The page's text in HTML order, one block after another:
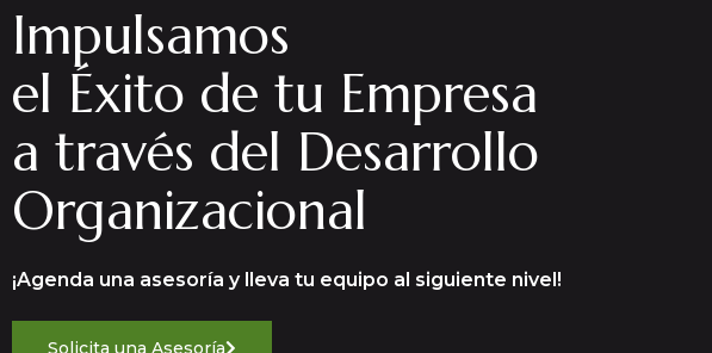
Impulsamos
el Éxito de tu Empresa
a través del Desarrollo
Organizacional
¡Agenda una asesoría y lleva tu equipo al siguiente nivel!
Solicita una Asesoría